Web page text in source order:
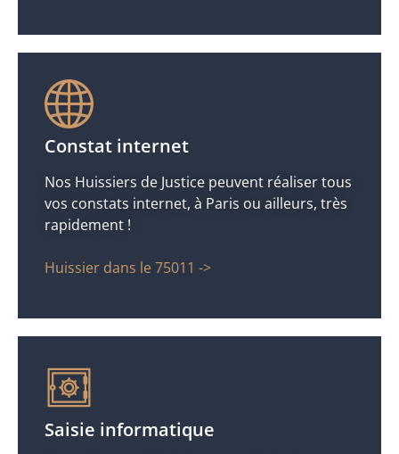
Constat internet
Nos Huissiers de Justice peuvent réaliser tous
vos constats internet, à Paris ou ailleurs, très
rapidement !
Huissier dans le 75011 ->
Saisie informatique